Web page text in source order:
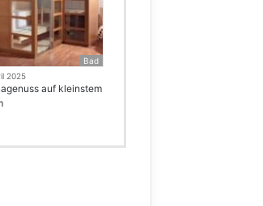
Bad
2025
auf kleinstem